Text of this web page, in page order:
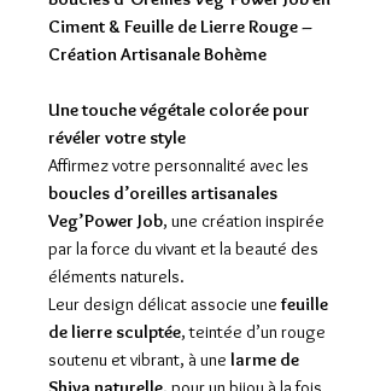
Ciment & Feuille de Lierre Rouge –
Création Artisanale Bohème
Une touche végétale colorée pour
révéler votre style
Affirmez votre personnalité avec les
boucles d’oreilles artisanales
Veg’Power Job, une création inspirée
par la force du vivant et la beauté des
éléments naturels.
Leur design délicat associe unefeuille
de lierre sculptée, teintée d’un rouge
soutenu et vibrant, à une larme de